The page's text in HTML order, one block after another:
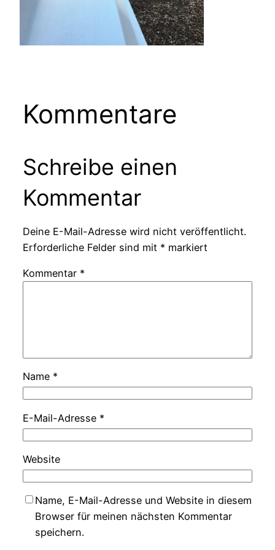
Kommentare
Schreibe einen
Kommentar
Deine E-Mail-Adresse wird nicht veröffentlicht.
Erforderliche Felder sind mit * markiert
Kommentar *
Name *
E-Mail-Adresse *
Website
Name, E-Mail-Adresse und Website in diesem
Browser für meinen nächsten Kommentar
speichern.